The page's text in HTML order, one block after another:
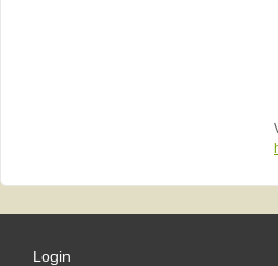
Login